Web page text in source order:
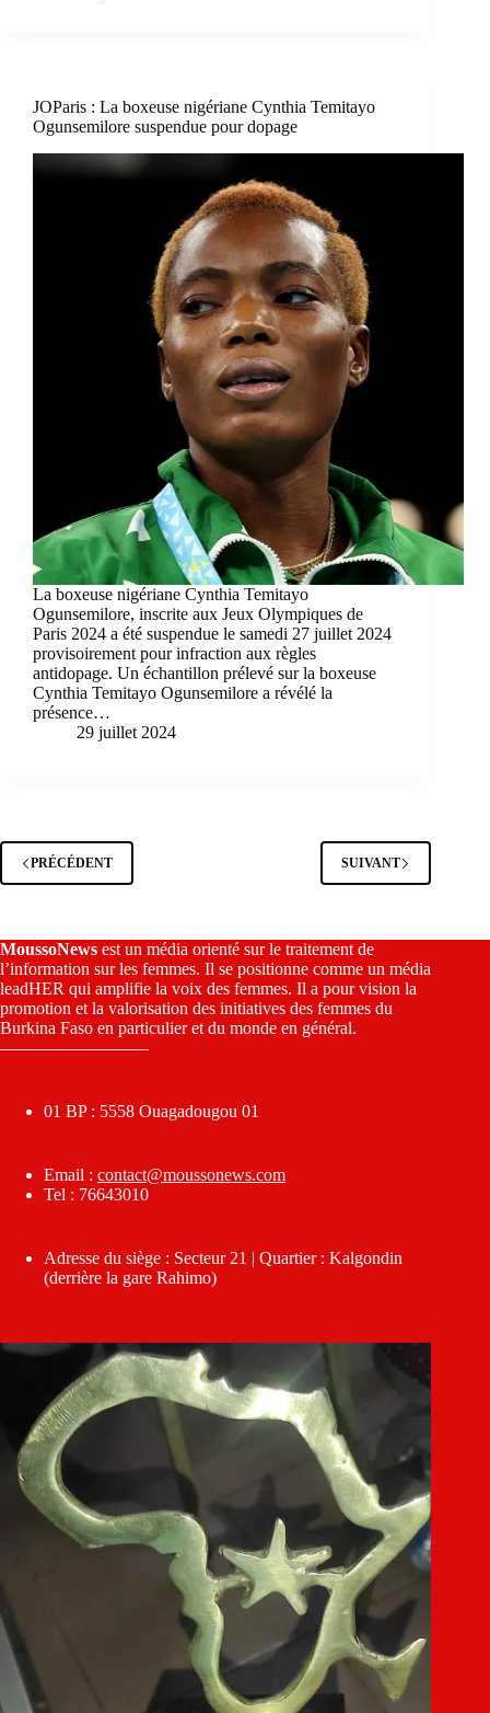
JOParis : La boxeuse nigériane Cynthia Temitayo
Ogunsemilore suspendue pour dopage
La boxeuse nigériane Cynthia Temitayo
Ogunsemilore, inscrite aux Jeux Olympiques de
Paris 2024 a été suspendue le samedi 27 juillet 2024
provisoirement pour infraction aux règles
antidopage. Un échantillon prélevé sur la boxeuse
Cynthia Temitayo Ogunsemilore a révélé la
présence…
29 juillet 2024
PRÉCÉDENT SUIVANT
MoussoNews est un média orienté sur le traitement de
l’information sur les femmes. Il se positionne comme un média
leadHER qui amplifie la voix des femmes. Il a pour vision la
promotion et la valorisation des initiatives des femmes du
Burkina Faso en particulier et du monde en général.
————————–
01 BP : 5558 Ouagadougou 01
Email : contact@moussonews.com
Tel : 76643010
Adresse du siège : Secteur 21 | Quartier : Kalgondin
(derrière la gare Rahimo)